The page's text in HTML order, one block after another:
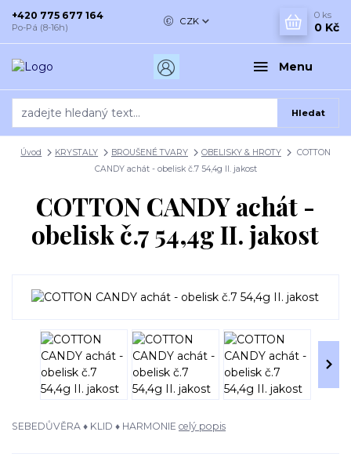
Menu
CZK
Hledat
+420 775 677 164
Po-Pá (8-16h)
0 ks
0 Kč
Úvod KRYSTALY BROUŠENÉ TVARY OBELISKY & HROTY
COTTON
CANDY achát - obelisk č.7 54,4g II. jakost
COTTON CANDY achát -
obelisk č.7 54,4g II. jakost
SEBEDŮVĚRA ♦ KLID ♦ HARMONIE celý popis